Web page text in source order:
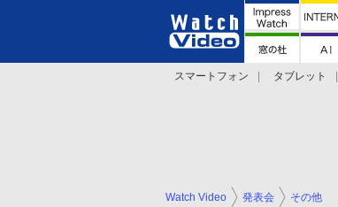
スマートフォン タブレット
Watch Video 発表会 その他